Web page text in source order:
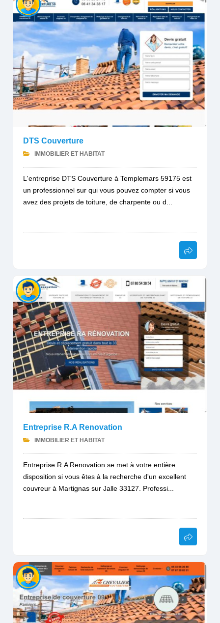
DTS Couverture
IMMOBILIER ET HABITAT
L'entreprise DTS Couverture à Templemars 59175 est
un professionnel sur qui vous pouvez compter si vous
avez des projets de toiture, de charpente ou d...
Entreprise R.A Renovation
IMMOBILIER ET HABITAT
Entreprise R.A Renovation se met à votre entière
disposition si vous êtes à la recherche d'un excellent
couvreur à Martignas sur Jalle 33127. Professi...